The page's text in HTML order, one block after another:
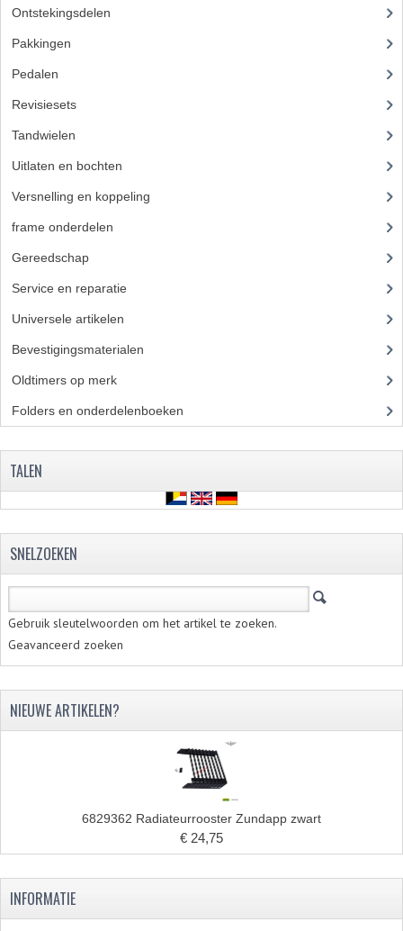
Ontstekingsdelen
Pakkingen
Pedalen
Revisiesets
Tandwielen
Uitlaten en bochten
Versnelling en koppeling
frame onderdelen
Gereedschap
Service en reparatie
Universele artikelen
Bevestigingsmaterialen
Oldtimers op merk
Folders en onderdelenboeken
TALEN
SNELZOEKEN
Gebruik sleutelwoorden om het artikel te zoeken.
Geavanceerd zoeken
NIEUWE ARTIKELEN?
6829362 Radiateurrooster Zundapp zwart
€ 24,75
INFORMATIE